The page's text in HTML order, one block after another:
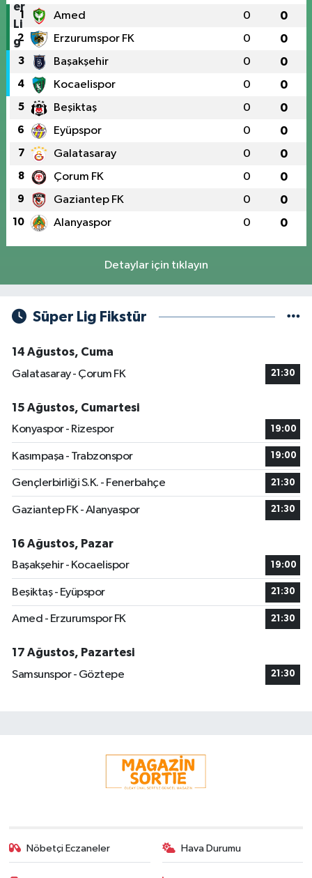
1 Amed 0 0
2 Erzurumspor FK 0 0
3 Başakşehir 0 0
4 Kocaelispor 0 0
5 Beşiktaş 0 0
6 Eyüpspor 0 0
7 Galatasaray 0 0
8 Çorum FK 0 0
9 Gaziantep FK 0 0
10 Alanyaspor 0 0
Detaylar için tıklayın
Süper Lig Fikstür
14 Ağustos, Cuma
Galatasaray - Çorum FK
21:30
15 Ağustos, Cumartesi
Konyaspor - Rizespor
19:00
Kasımpaşa - Trabzonspor 19:00
Gençlerbirliği S.K. - Fenerbahçe 21:30
Gaziantep FK - Alanyaspor 21:30
16 Ağustos, Pazar
Başakşehir - Kocaelispor
19:00
Beşiktaş - Eyüpspor 21:30
Amed - Erzurumspor FK 21:30
17 Ağustos, Pazartesi
Samsunspor - Göztepe
21:30
Nöbetçi Eczaneler Hava Durumu